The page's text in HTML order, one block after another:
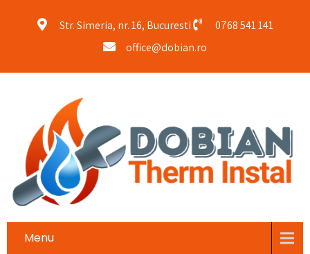
Str. Simeria, nr. 16, Bucuresti
0768 541 141
office@dobian.ro
Menu